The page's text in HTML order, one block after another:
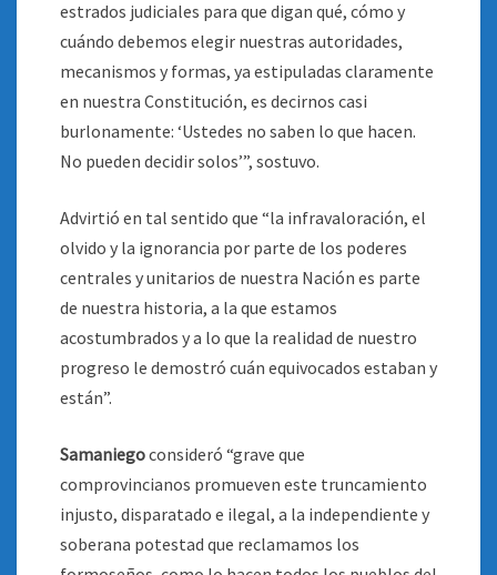
estrados judiciales para que digan qué, cómo y
cuándo debemos elegir nuestras autoridades,
mecanismos y formas, ya estipuladas claramente
en nuestra Constitución, es decirnos casi
burlonamente: ‘Ustedes no saben lo que hacen.
No pueden decidir solos’”, sostuvo.
Advirtió en tal sentido que “la infravaloración, el
olvido y la ignorancia por parte de los poderes
centrales y unitarios de nuestra Nación es parte
de nuestra historia, a la que estamos
acostumbrados y a lo que la realidad de nuestro
progreso le demostró cuán equivocados estaban y
están”.
Samaniegoconsideró “grave que
comprovincianos promueven este truncamiento
injusto, disparatado e ilegal, a la independiente y
soberana potestad que reclamamos los